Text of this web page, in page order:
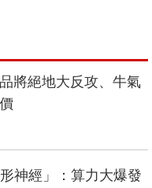
將絕地大反攻、牛氣
神經」：算力大爆發